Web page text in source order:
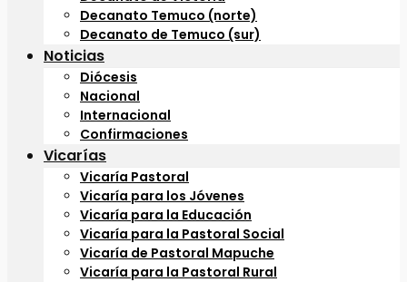
Decanato Temuco (norte)
Decanato de Temuco (sur)
Noticias
Diócesis
Nacional
Internacional
Confirmaciones
Vicarías
Vicaría Pastoral
Vicaría para los Jóvenes
Vicaría para la Educación
Vicaría para la Pastoral Social
Vicaría de Pastoral Mapuche
Vicaría para la Pastoral Rural